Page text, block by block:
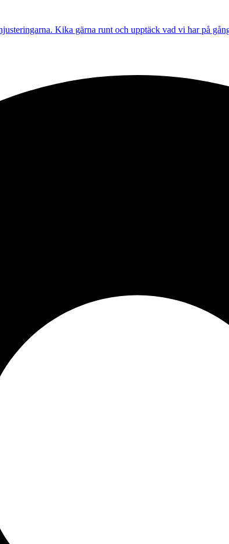
Kika gärna runt och upptäck vad vi har på